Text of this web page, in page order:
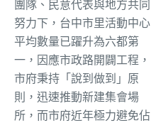
團隊、民意代表與地方共同
努力下，台中市里活動中心
平均數量已躍升為六都第
一，因應市政路開闢工程，
市府秉持「說到做到」原
則，迅速推動新建集會場
所，而市府近年極力避免佔